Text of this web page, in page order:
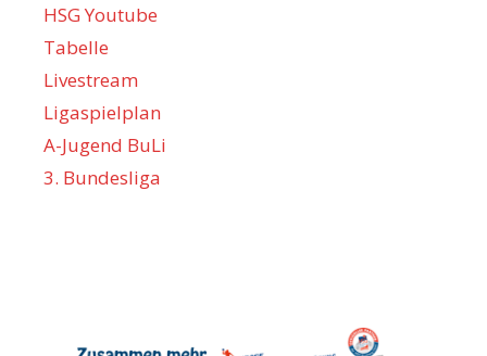
HSG Youtube
Tabelle
Livestream
Ligaspielplan
A-Jugend BuLi
3. Bundesliga